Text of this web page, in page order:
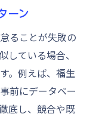
ーン
ることが失敗の
している場合、
。例えば、福生
前にデータベー
底し、競合や既